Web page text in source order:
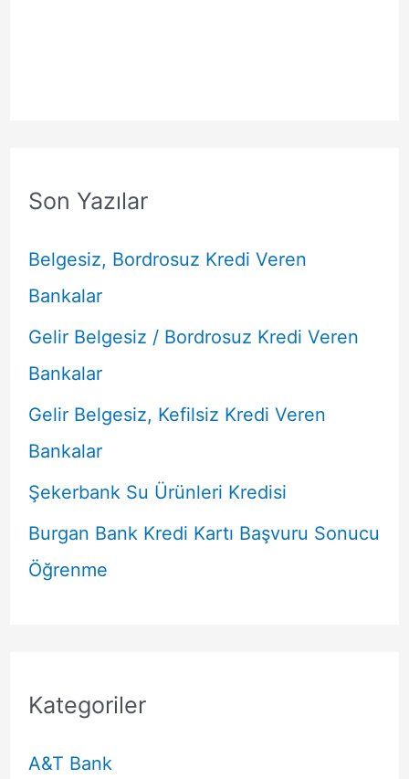
Son Yazılar
Belgesiz, Bordrosuz Kredi Veren
Bankalar
Gelir Belgesiz / Bordrosuz Kredi Veren
Bankalar
Gelir Belgesiz, Kefilsiz Kredi Veren
Bankalar
Şekerbank Su Ürünleri Kredisi
Burgan Bank Kredi Kartı Başvuru Sonucu
Öğrenme
Kategoriler
A&T Bank